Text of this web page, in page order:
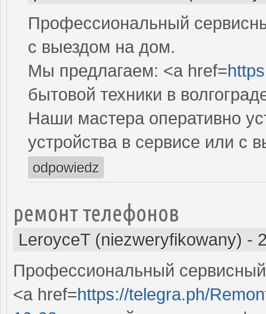
Профессиональный
с выездом на дом.
Мы предлагаем: <a href=
бытовой техники в
Наши мастера оперативно
устройства в сервисе или с
odpowiedz
ремонт телефонов
LeroyceT (niezweryfikowany) -
Профессиональный
<a href=https://telegra.ph/